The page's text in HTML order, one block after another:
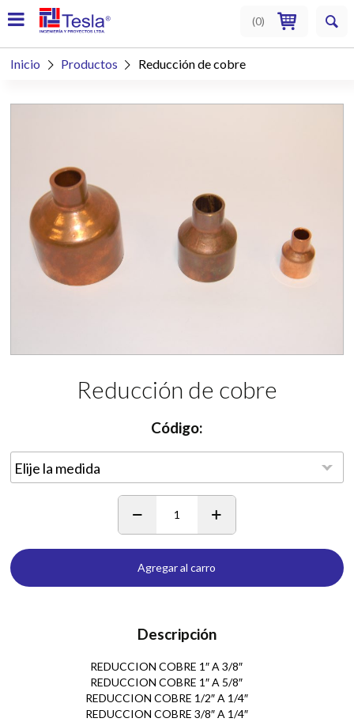
(0)
Inicio  Productos  Reducción de cobre
Reducción de cobre
Código:
1
Agregar al carro
Descripción
REDUCCION COBRE 1″ A 3/8″
REDUCCION COBRE 1″ A 5/8″
REDUCCION COBRE 1/2″ A 1/4″
REDUCCION COBRE 3/8″ A 1/4″